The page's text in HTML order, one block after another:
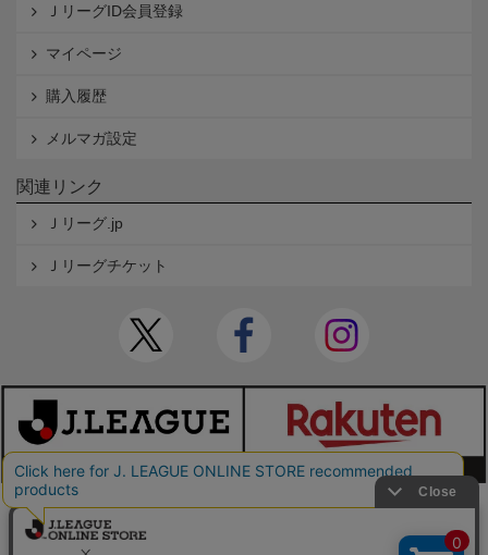
ＪリーグID会員登録
マイページ
購入履歴
メルマガ設定
関連リンク
Ｊリーグ.jp
Ｊリーグチケット
本サイトで使用している文章・画像等の無断での複製・転載を禁止します。
© JAPAN PROFESSIONAL FOOTBALL LEAGUE Rakuten Group, Inc. ALL RIGHTS RE